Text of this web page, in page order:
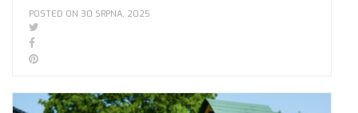
POSTED ON 30 SRPNA, 2025